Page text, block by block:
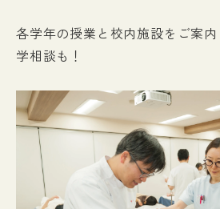
進路・就職
入試情報
イベント
お知らせ
各学年の授業と校内施設をご案
学相談も！